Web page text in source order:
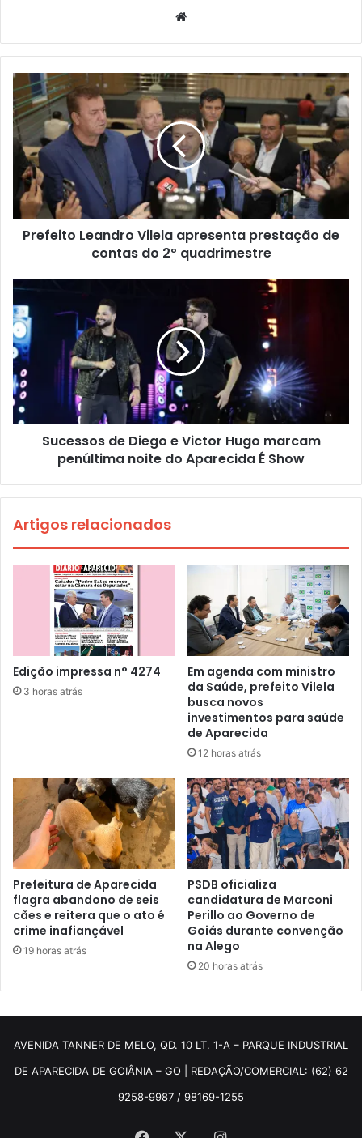
Prefeito Leandro Vilela apresenta prestação de
contas do 2º quadrimestre
Sucessos de Diego e Victor Hugo marcam
penúltima noite do Aparecida É Show
Artigos relacionados
Edição impressa n° 4274
3 horas atrás
Em agenda com ministro
da Saúde, prefeito Vilela
busca novos
investimentos para saúde
de Aparecida
12 horas atrás
Prefeitura de Aparecida
flagra abandono de seis
cães e reitera que o ato é
crime inafiançável
19 horas atrás
PSDB oficializa
candidatura de Marconi
Perillo ao Governo de
Goiás durante convenção
na Alego
20 horas atrás
AVENIDA TANNER DE MELO, QD. 10 LT. 1-A – PARQUE INDUSTRIAL
DE APARECIDA DE GOIÂNIA – GO | REDAÇÃO/COMERCIAL: (62) 62
9258-9987 / 98169-1255